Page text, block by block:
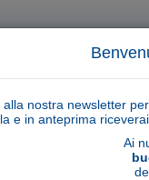
alla nostra newsletter
e in anteprima
Ai